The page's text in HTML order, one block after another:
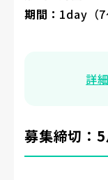
期間： 1day（7
詳
募集締切：5